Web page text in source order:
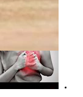
كيف يؤدي